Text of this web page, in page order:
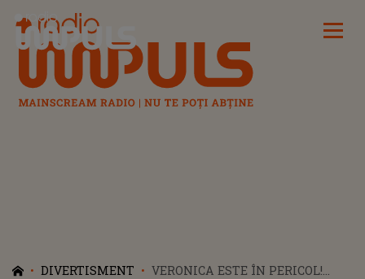
Radio Impuls
DIVERTISMENT
VERONICA ESTE ÎN PERICOL!